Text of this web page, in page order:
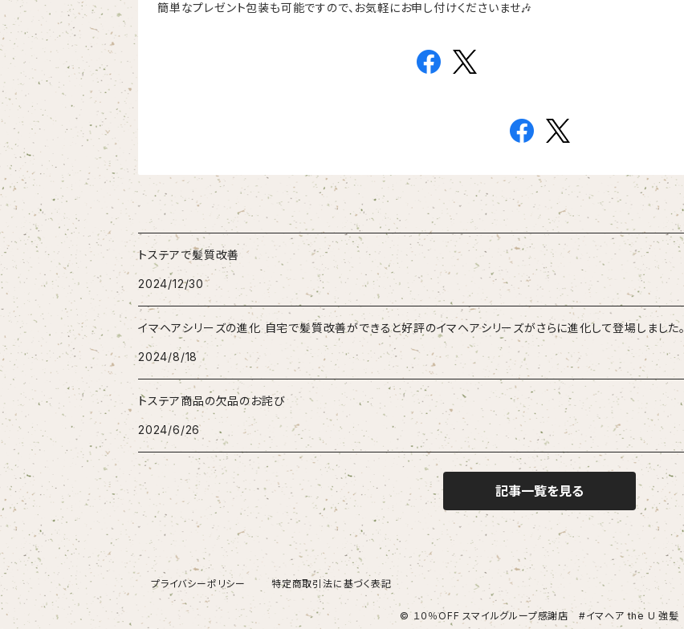
簡単なプレゼント包装も可能ですので、お気軽にお申し付けくださいませ🎶
トステアで髪質改善
2024/12/30
イマヘアシリーズの進化 自宅で髪質改善ができると好評のイマヘアシリーズがさらに進化して登場しました。
2024/8/18
トステア商品の欠品のお詫び
2024/6/26
記事一覧を見る
プライバシーポリシー 特定商取引法に基づく表記
© １０％OFF スマイルグループ感謝店 #イマヘア the U 強髪